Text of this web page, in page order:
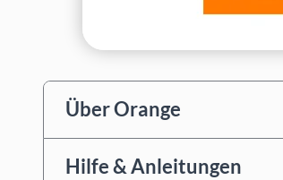
Über Orange
Hilfe & Anleitungen